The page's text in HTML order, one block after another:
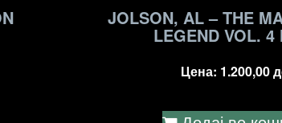
JOLSON, AL – THE
LEGEND VOL. 4
Цена: 1.200,00